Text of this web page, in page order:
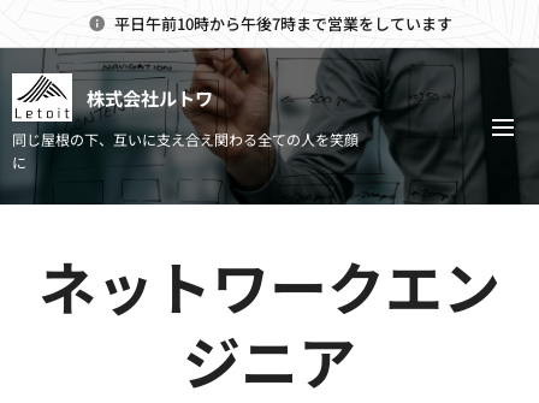
平日午前10時から午後7時まで営業をしています
株式会社ルトワ
同じ屋根の下、互いに支え合え関わる全ての人を笑顔
に
ネットワークエン
ジニア